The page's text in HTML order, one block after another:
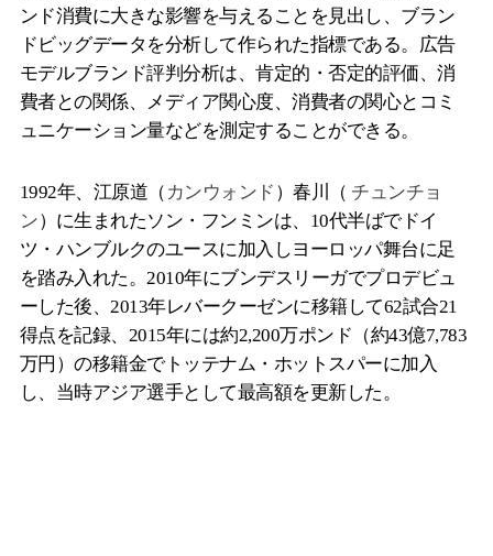
ンド消費に大きな影響を与えることを見出し、ブラン
ドビッグデータを分析して作られた指標である。広告
モデルブランド評判分析は、肯定的・否定的評価、消
費者との関係、メディア関心度、消費者の関心とコミ
ュニケーション量などを測定することができる。
1992年、江原道（ カンウォンド ）春川（ チュンチョ
ン）に生まれたソン・フンミンは、10代半ばでドイ
ツ・ハンブルクのユースに加入しヨーロッパ舞台に足
を踏み入れた。2010年にブンデスリーガでプロデビュ
ーした後、2013年レバークーゼンに移籍して62試合21
得点を記録、2015年には約2,200万ポンド（約43億7,783
万円）の移籍金でトッテナム・ホットスパーに加入
し、当時アジア選手として最高額を更新した。